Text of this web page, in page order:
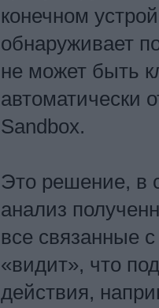
конечном
обнаруживает
не может быть
автоматически
Sandbox.
Это решение, в
анализ
все связанные
«видит», что
действия,